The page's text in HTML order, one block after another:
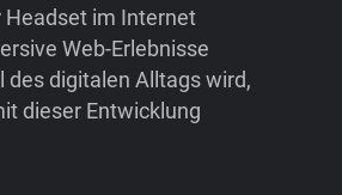
Headset im Internet
Web-Erlebnisse
des digitalen Alltags wird,
dieser Entwicklung